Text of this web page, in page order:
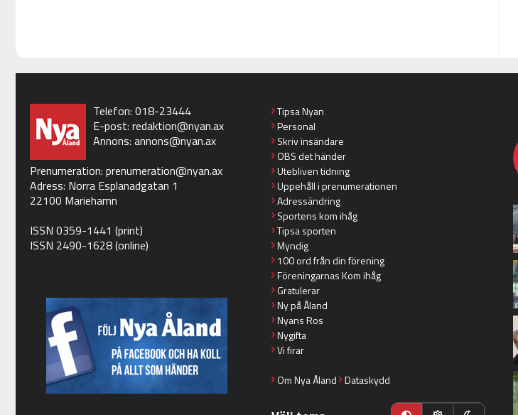
Telefon: 018-23444
E-post: redaktion@nyan.ax
Annons: annons@nyan.ax
Prenumeration: prenumeration@nyan.ax
Adress: Norra Esplanadgatan 1
22100 Mariehamn
ISSN 0359-1441 (print)
ISSN 2490-1628 (online)
Tipsa Nyan
Personal
Skriv insändare
OBS det händer
Utebliven tidning
Uppehåll i prenumerationen
Adressändring
Sportens kom ihåg
Tipsa sporten
Myndig
100 ord från din förening
Föreningarnas Kom ihåg
Gratulerar
Ny på Åland
Nyans Ros
Nygifta
Vi firar
Om Nya Åland Dataskydd